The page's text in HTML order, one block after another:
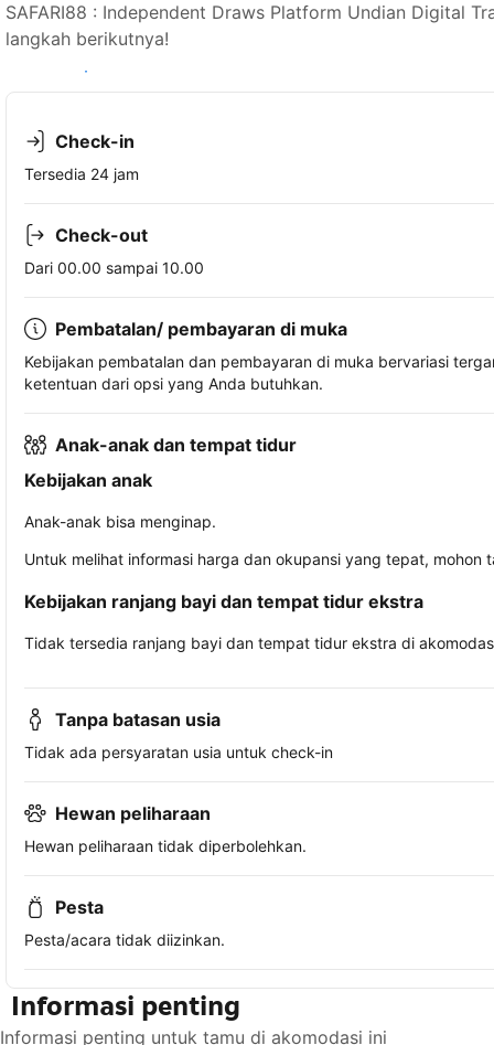
SAFARI88 : Independent Draws Platform Undian Digital
langkah berikutnya!
Lihat ketersediaan
Check-in
Tersedia 24 jam
Check-out
Dari 00.00 sampai 10.00
Pembatalan/ pembayaran di muka
Kebijakan pembatalan dan pembayaran di muka bervariasi
ketentuan dari opsi yang Anda butuhkan.
Anak-anak dan tempat tidur
Kebijakan anak
Anak-anak bisa menginap.
Untuk melihat informasi harga dan okupansi yang tepat,
Kebijakan ranjang bayi dan tempat tidur ekstra
Tidak tersedia ranjang bayi dan tempat tidur ekstra di
Tanpa batasan usia
Tidak ada persyaratan usia untuk check-in
Hewan peliharaan
Hewan peliharaan tidak diperbolehkan.
Pesta
Pesta/acara tidak diizinkan.
Informasi penting
Informasi penting untuk tamu di akomodasi ini